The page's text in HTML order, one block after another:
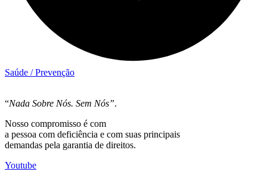
Saúde / Prevenção
“Nada Sobre Nós. Sem Nós”.
Nosso compromisso é com
a pessoa com deficiência e com suas principais
demandas pela garantia de direitos.
Youtube